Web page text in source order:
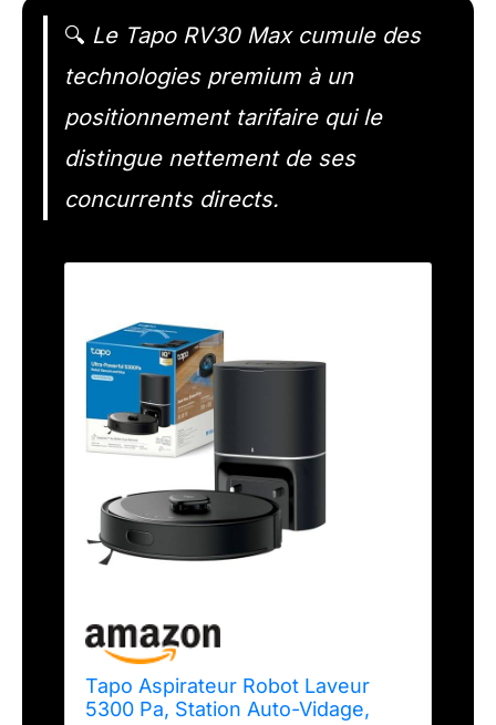
🔍 Le Tapo RV30 Max cumule des
technologies premium à un
positionnement tarifaire qui le
distingue nettement de ses
concurrents directs.
Tapo Aspirateur Robot Laveur
5300 Pa, Station Auto-Vidage,